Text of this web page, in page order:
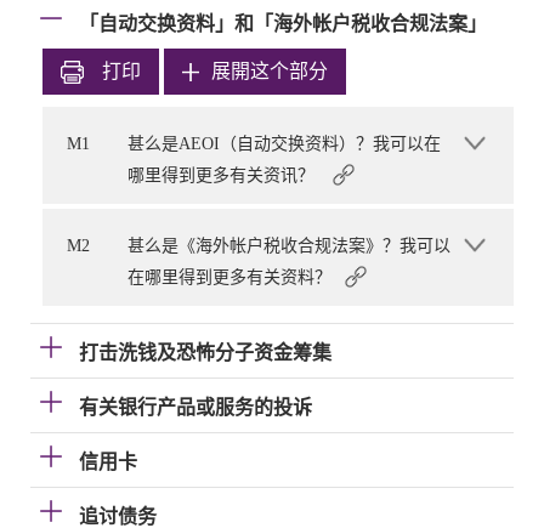
「自动交换资料」和「海外帐户税收合规法案」
打印 展開这个部分
M1
甚么是AEOI（自动交换资料）？我可以在
哪里得到更多有关资讯？
M2
甚么是《海外帐户税收合规法案》？我可以
在哪里得到更多有关资料？
打击洗钱及恐怖分子资金筹集
有关银行产品或服务的投诉
信用卡
追讨债务